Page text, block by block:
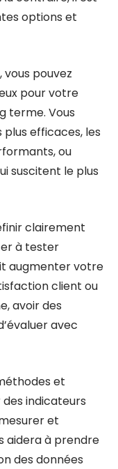
options et
pouvez
pour votre
terme. Vous
efficaces, les
ou
suscitent le plus
clairement
à tester
augmenter votre
client ou
avoir des
avec
et
des indicateurs
et
aidera à prendre
des données